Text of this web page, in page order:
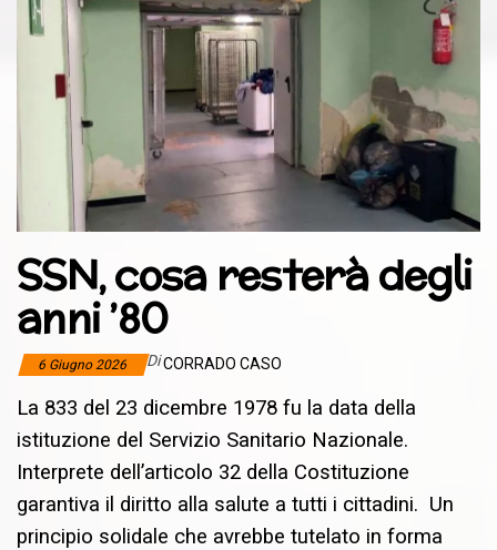
SSN, cosa resterà degli
anni ’80
6 Giugno 2026 DiCORRADO CASO
La 833 del 23 dicembre 1978 fu la data della
istituzione del Servizio Sanitario Nazionale.
Interprete dell’articolo 32 della Costituzione
garantiva il diritto alla salute a tutti i cittadini. Un
principio solidale che avrebbe tutelato in forma